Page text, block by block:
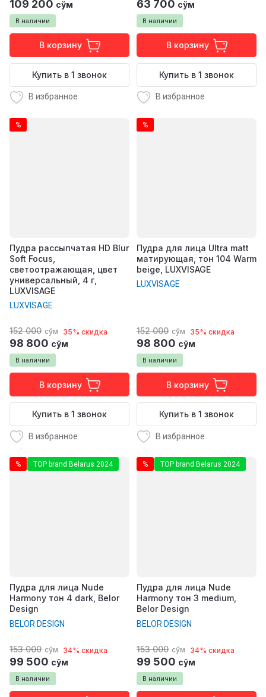
В наличии
109 200 сўм
В корзину
Купить в 1 звонок
В избранное
В наличии
63 700 сўм
В корзину
Купить в 1 звонок
В избранное
%
Пудра рассыпчатая HD Blur
Soft Focus,
светоотражающая, цвет
универсальный, 4 г,
LUXVISAGE
LUXVISAGE
В наличии
152 000 сўм 35% скидка
98 800 сўм
В корзину
Купить в 1 звонок
В избранное
%
Пудра для лица Ultra matt
матирующая, тон 104 Warm
beige, LUXVISAGE
LUXVISAGE
В наличии
152 000 сўм 35% скидка
98 800 сўм
В корзину
Купить в 1 звонок
В избранное
% TOP brand Belarus 2024
Пудра для лица Nude
Harmony тон 4 dark, Belor
Design
BELOR DESIGN
В наличии
153 000 сўм 34% скидка
99 500 сўм
% TOP brand Belarus 2024
Пудра для лица Nude
Harmony тон 3 medium,
Belor Design
BELOR DESIGN
В наличии
153 000 сўм 34% скидка
99 500 сўм